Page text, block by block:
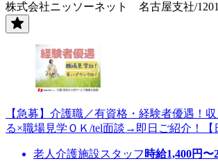
株式会社ニッソーネット 名古屋支社/
【急募】介護職／有資格・経験者優遇！
る×職場見学ＯＫ/tel面談→即日ご紹介！【
老人介護施設スタッフ 時給1,400円〜